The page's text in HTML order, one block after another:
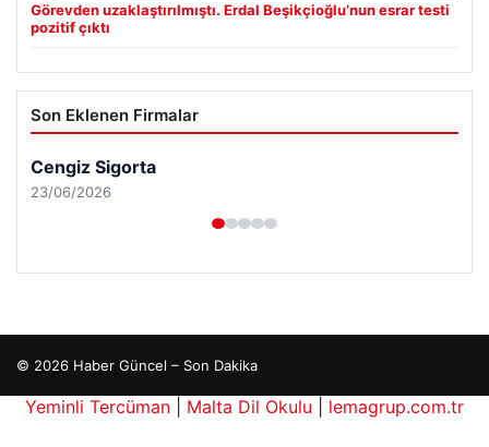
Görevden uzaklaştırılmıştı. Erdal Beşikçioğlu’nun esrar testi
pozitif çıktı
Son Eklenen Firmalar
Cengiz Sigorta
23/06/2026
© 2026 Haber Güncel – Son Dakika
Yeminli Tercüman Malta Dil Okulu
lemagrup.com.tr